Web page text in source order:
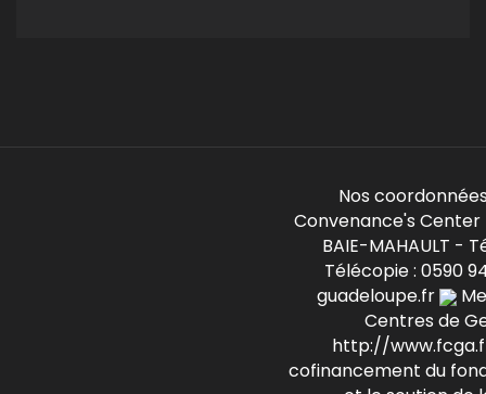
Nos coordonnées
Convenance's Center
BAIE-MAHAULT -
Télécopie : 0590
guadeloupe.fr
Centres de
http://
cofinancement du